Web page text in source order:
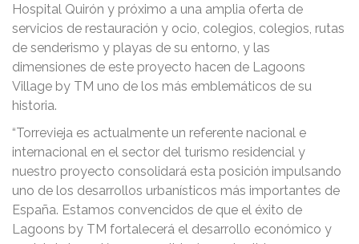
Hospital Quirón y próximo a una amplia oferta de
servicios de restauración y ocio, colegios, colegios, rutas
de senderismo y playas de su entorno, y las
dimensiones de este proyecto hacen de Lagoons
Village by TM uno de los más emblemáticos de su
historia.
“Torrevieja es actualmente un referente nacional e
internacional en el sector del turismo residencial y
nuestro proyecto consolidará esta posición impulsando
uno de los desarrollos urbanísticos más importantes de
España. Estamos convencidos de que el éxito de
Lagoons by TM fortalecerá el desarrollo económico y